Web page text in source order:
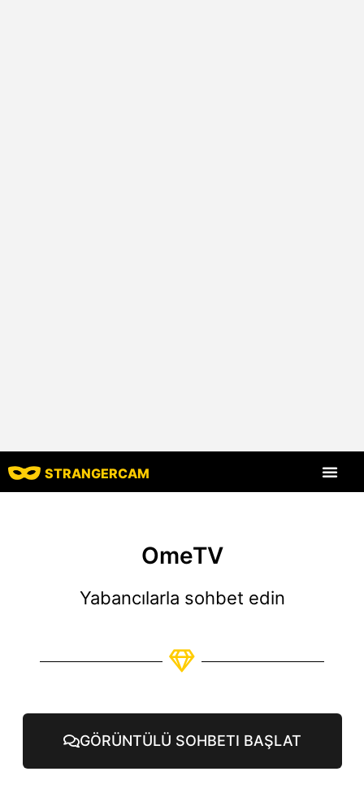
STRANGERCAM
OmeTV
Yabancılarla sohbet edin
GÖRÜNTÜLÜ SOHBETI BAŞLAT